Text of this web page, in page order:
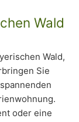
Wald
Wald,
Sie
oder eine